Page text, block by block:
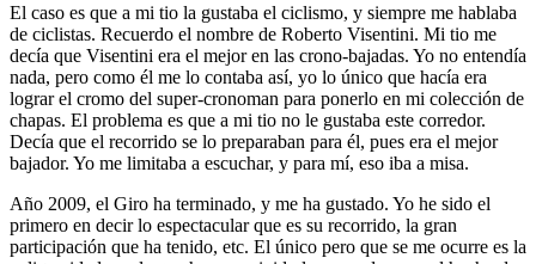
El caso es que a mi tio la gustaba el ciclismo, y siempre me hablaba
de ciclistas. Recuerdo el nombre de Roberto Visentini. Mi tio me
decía que Visentini era el mejor en las crono-bajadas. Yo no entendía
nada, pero como él me lo contaba así, yo lo único que hacía era
lograr el cromo del super-cronoman para ponerlo en mi colección de
chapas. El problema es que a mi tio no le gustaba este corredor.
Decía que el recorrido se lo preparaban para él, pues era el mejor
bajador. Yo me limitaba a escuchar, y para mí, eso iba a misa.
Año 2009, el Giro ha terminado, y me ha gustado. Yo he sido el
primero en decir lo espectacular que es su recorrido, la gran
participación que ha tenido, etc. El único pero que se me ocurre es la